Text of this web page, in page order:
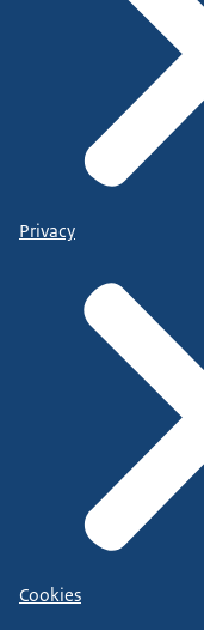
Privacy
Cookies